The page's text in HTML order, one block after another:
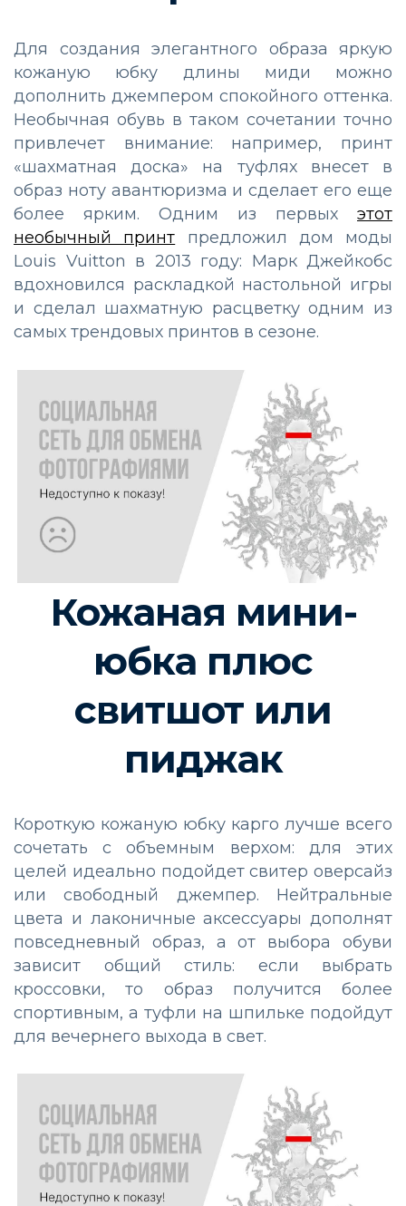
Для создания элегантного образа яркую
кожаную юбку длины миди можно
дополнить джемпером спокойного оттенка.
Необычная обувь в таком сочетании точно
привлечет внимание: например, принт
«шахматная доска» на туфлях внесет в
образ ноту авантюризма и сделает его еще
более ярким. Одним из первых этот
необычный принт
предложил дом моды
Louis Vuitton в 2013 году: Марк Джейкобс
вдохновился раскладкой настольной игры
и сделал шахматную расцветку одним из
самых трендовых принтов в сезоне.
Кожаная мини-
юбка плюс
свитшот или
пиджак
Короткую кожаную юбку карго лучше всего
сочетать с объемным верхом: для этих
целей идеально подойдет свитер оверсайз
или свободный джемпер. Нейтральные
цвета и лаконичные аксессуары дополнят
повседневный образ, а от выбора обуви
зависит общий стиль: если выбрать
кроссовки, то образ получится более
спортивным, а туфли на шпильке подойдут
для вечернего выхода в свет.